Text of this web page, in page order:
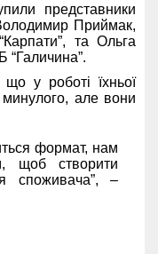
представники
Приймак,
та Ольга
“Галичина”.
що у роботі їхньої
минулого, але вони
формат, нам
щоб створити
споживача”, –